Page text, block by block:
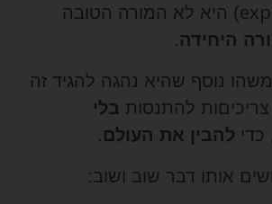
) היא לא המורה הטובה
.
נוסף שהיא נהגה להגיד זה
להתנסותבלי
להבין את העולם.
דבר שוב ושוב: